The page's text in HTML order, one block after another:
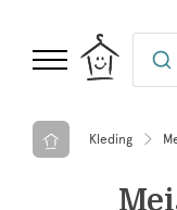
Kleding